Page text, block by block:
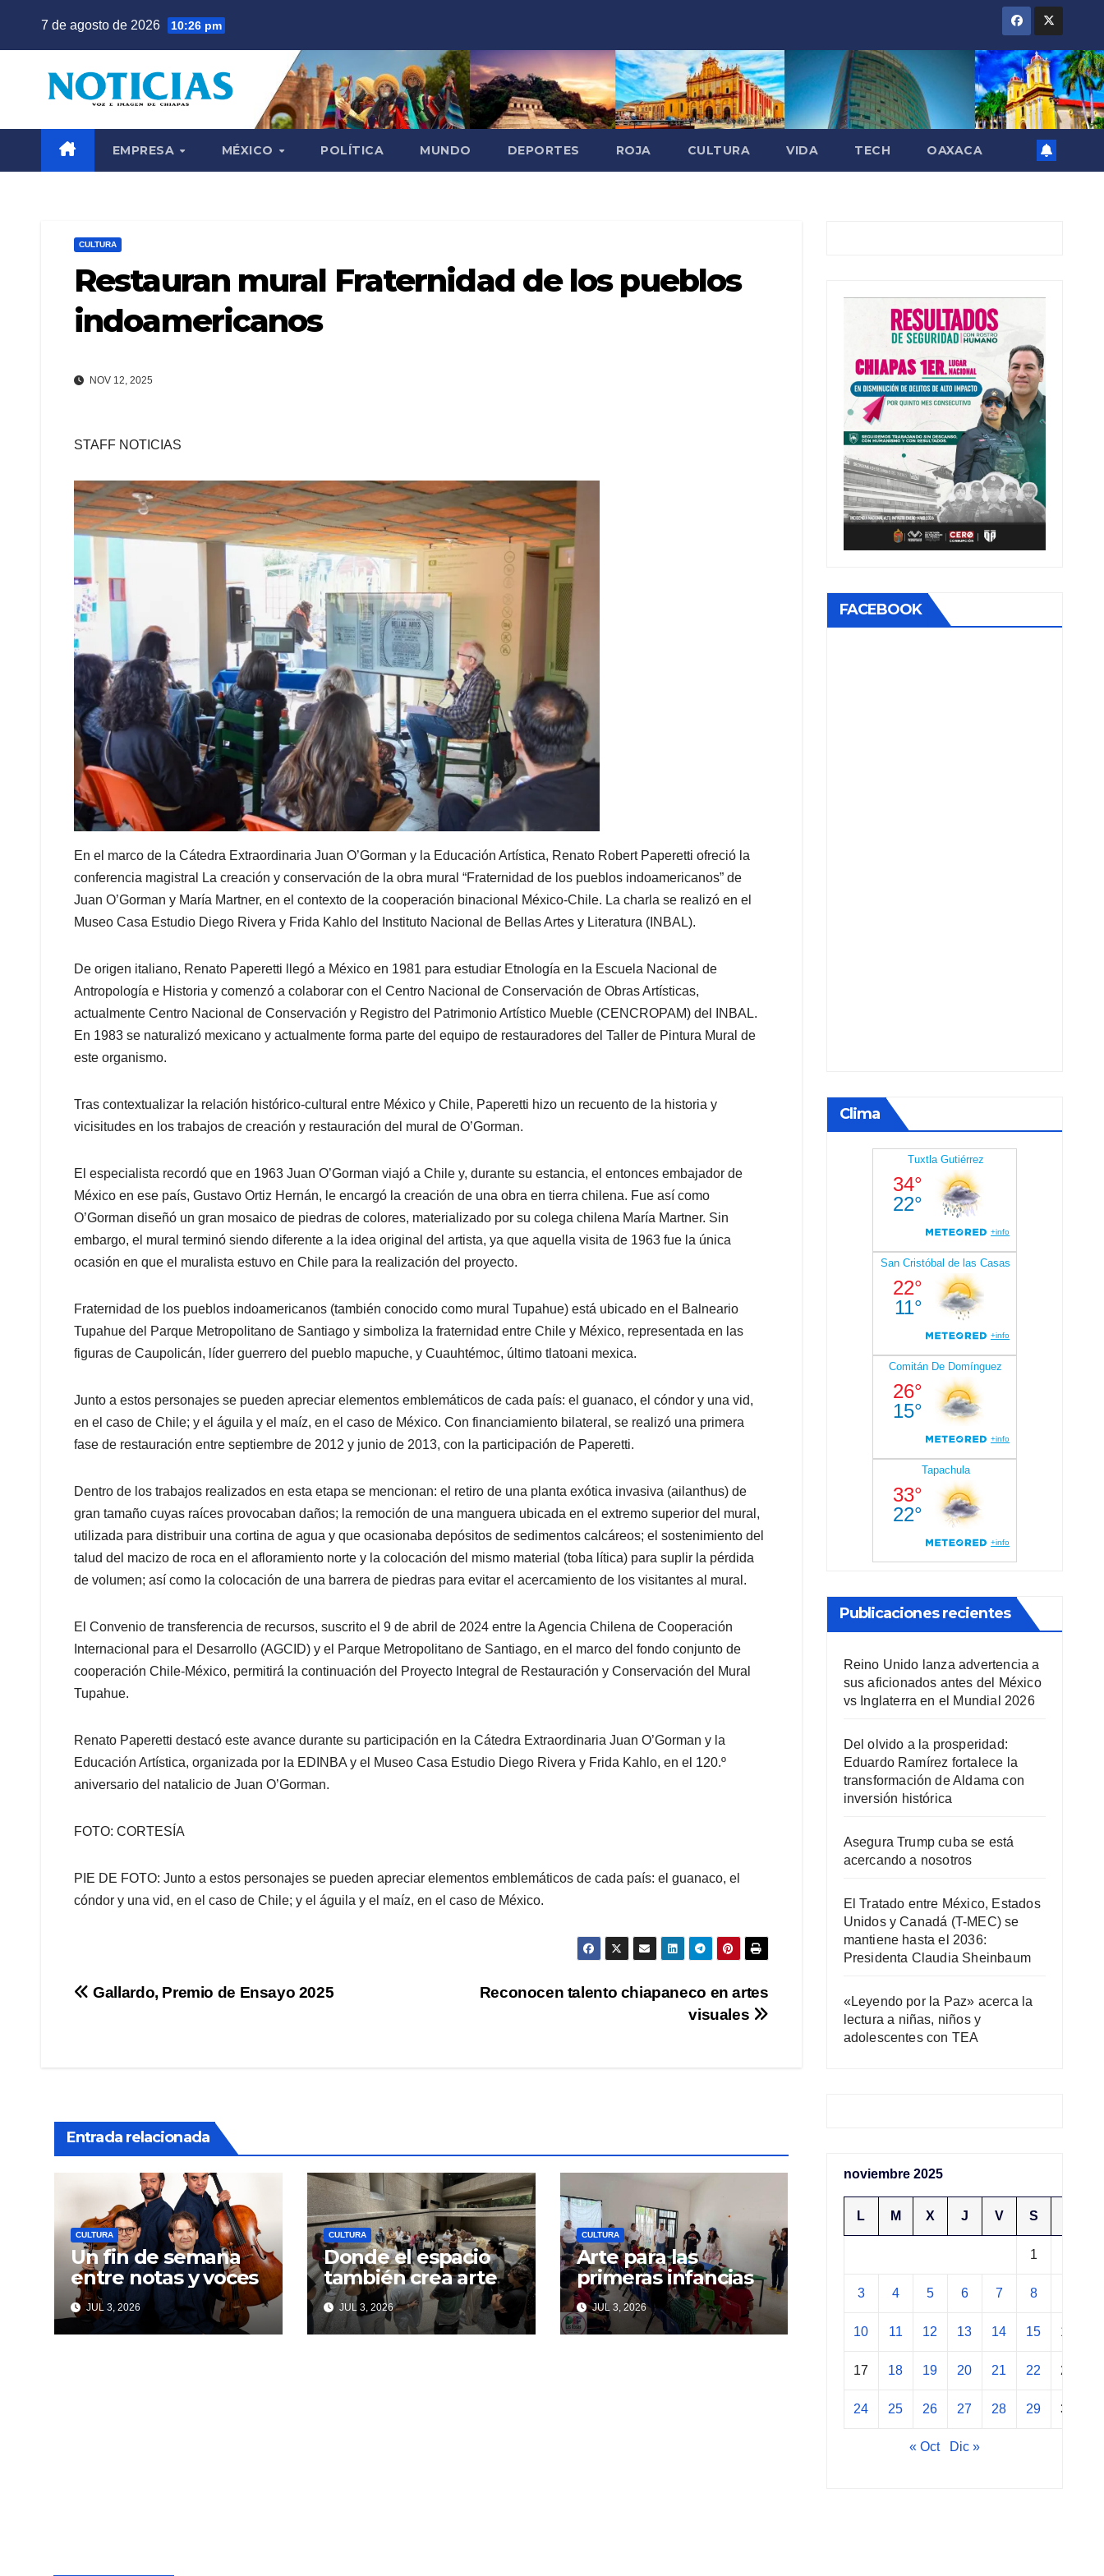
7 de agosto de 2026 10:26 pm
EMPRESA MÉXICO POLÍTICA MUNDO DEPORTES ROJA CULTURA VIDA TECH OAXACA
CULTURA
Restauran mural Fraternidad de los pueblos
indoamericanos
NOV 12, 2025
STAFF NOTICIAS
En el marco de la Cátedra Extraordinaria Juan O’Gorman y la Educación Artística, Renato Robert Paperetti ofreció la
conferencia magistral La creación y conservación de la obra mural “Fraternidad de los pueblos indoamericanos” de
Juan O’Gorman y María Martner, en el contexto de la cooperación binacional México-Chile. La charla se realizó en el
Museo Casa Estudio Diego Rivera y Frida Kahlo del Instituto Nacional de Bellas Artes y Literatura (INBAL).
De origen italiano, Renato Paperetti llegó a México en 1981 para estudiar Etnología en la Escuela Nacional de
Antropología e Historia y comenzó a colaborar con el Centro Nacional de Conservación de Obras Artísticas,
actualmente Centro Nacional de Conservación y Registro del Patrimonio Artístico Mueble (CENCROPAM) del INBAL.
En 1983 se naturalizó mexicano y actualmente forma parte del equipo de restauradores del Taller de Pintura Mural de
este organismo.
Tras contextualizar la relación histórico-cultural entre México y Chile, Paperetti hizo un recuento de la historia y
vicisitudes en los trabajos de creación y restauración del mural de O’Gorman.
El especialista recordó que en 1963 Juan O’Gorman viajó a Chile y, durante su estancia, el entonces embajador de
México en ese país, Gustavo Ortiz Hernán, le encargó la creación de una obra en tierra chilena. Fue así como
O’Gorman diseñó un gran mosaico de piedras de colores, materializado por su colega chilena María Martner. Sin
embargo, el mural terminó siendo diferente a la idea original del artista, ya que aquella visita de 1963 fue la única
ocasión en que el muralista estuvo en Chile para la realización del proyecto.
Fraternidad de los pueblos indoamericanos (también conocido como mural Tupahue) está ubicado en el Balneario
Tupahue del Parque Metropolitano de Santiago y simboliza la fraternidad entre Chile y México, representada en las
figuras de Caupolicán, líder guerrero del pueblo mapuche, y Cuauhtémoc, último tlatoani mexica.
Junto a estos personajes se pueden apreciar elementos emblemáticos de cada país: el guanaco, el cóndor y una vid,
en el caso de Chile; y el águila y el maíz, en el caso de México. Con financiamiento bilateral, se realizó una primera
fase de restauración entre septiembre de 2012 y junio de 2013, con la participación de Paperetti.
Dentro de los trabajos realizados en esta etapa se mencionan: el retiro de una planta exótica invasiva (ailanthus) de
gran tamaño cuyas raíces provocaban daños; la remoción de una manguera ubicada en el extremo superior del mural,
utilizada para distribuir una cortina de agua y que ocasionaba depósitos de sedimentos calcáreos; el sostenimiento del
talud del macizo de roca en el afloramiento norte y la colocación del mismo material (toba lítica) para suplir la pérdida
de volumen; así como la colocación de una barrera de piedras para evitar el acercamiento de los visitantes al mural.
El Convenio de transferencia de recursos, suscrito el 9 de abril de 2024 entre la Agencia Chilena de Cooperación
Internacional para el Desarrollo (AGCID) y el Parque Metropolitano de Santiago, en el marco del fondo conjunto de
cooperación Chile-México, permitirá la continuación del Proyecto Integral de Restauración y Conservación del Mural
Tupahue.
Renato Paperetti destacó este avance durante su participación en la Cátedra Extraordinaria Juan O’Gorman y la
Educación Artística, organizada por la EDINBA y el Museo Casa Estudio Diego Rivera y Frida Kahlo, en el 120.º
aniversario del natalicio de Juan O’Gorman.
FOTO: CORTESÍA
PIE DE FOTO: Junto a estos personajes se pueden apreciar elementos emblemáticos de cada país: el guanaco, el
cóndor y una vid, en el caso de Chile; y el águila y el maíz, en el caso de México.
Navegación
Reconocen talento chiapaneco en artes
visuales
Gallardo, Premio de Ensayo 2025
Entrada relacionada
CULTURA
Un fin de semana
entre notas y voces
JUL 3, 2026
CULTURA
Donde el espacio
también crea arte
JUL 3, 2026
CULTURA
Arte para las
primeras infancias
JUL 3, 2026
FACEBOOK
Clima
Publicaciones recientes
Reino Unido lanza advertencia a
sus aficionados antes del México
vs Inglaterra en el Mundial 2026
Del olvido a la prosperidad:
Eduardo Ramírez fortalece la
transformación de Aldama con
inversión histórica
Asegura Trump cuba se está
acercando a nosotros
El Tratado entre México, Estados
Unidos y Canadá (T-MEC) se
mantiene hasta el 2036:
Presidenta Claudia Sheinbaum
«Leyendo por la Paz» acerca la
lectura a niñas, niños y
adolescentes con TEA
noviembre 2025
L M X J V S
1
3 4 5 6 7 8
10 11 12 13 14 15 16
17 18 19 20 21 22 23
24 25 26 27 28 29 30
« Oct Dic »